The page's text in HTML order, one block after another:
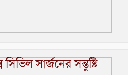
সিভিল সার্জনের সন্তুষ্টি